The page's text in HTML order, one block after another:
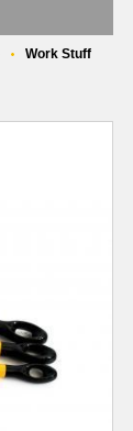
Work Stuff